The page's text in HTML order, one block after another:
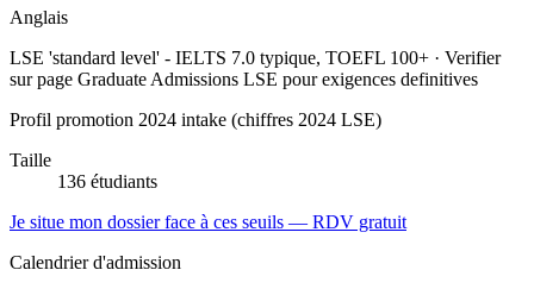
Anglais
LSE 'standard level' - IELTS 7.0 typique, TOEFL 100+ · Verifier
sur page Graduate Admissions LSE pour exigences definitives
Profil promotion 2024 intake (chiffres 2024 LSE)
Taille
136 étudiants
Je situe mon dossier face à ces seuils — RDV gratuit
Calendrier d'admission